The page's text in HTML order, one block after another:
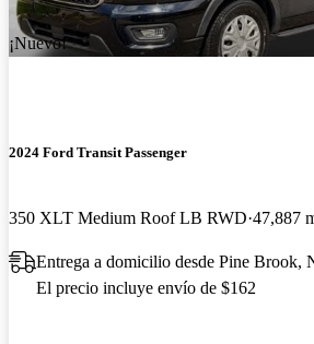
¡Nuevo!
2024 Ford Transit Passenger
350 XLT Medium Roof LB RWD 47,887
Entrega a domicilio desde Pine Brook,
El precio incluye envío de $162